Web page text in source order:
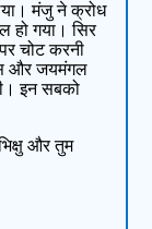
मंजु ने क्रोध
हो गया। सिर
चोट करनी
और जयमंगल
इन सबको
और तुम